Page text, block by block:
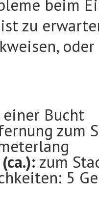
beim
zu
Bucht
zum
zum
5